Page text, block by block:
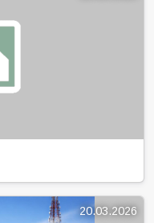
20.03.2026